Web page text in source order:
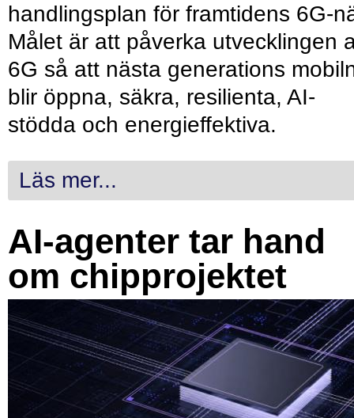
handlingsplan för framtidens 6G-
Målet är att påverka utvecklingen
6G så att nästa generations
blir öppna, säkra, resilienta, AI-
stödda och energieffektiva.
Läs mer...
AI-agenter tar hand
om chipprojektet